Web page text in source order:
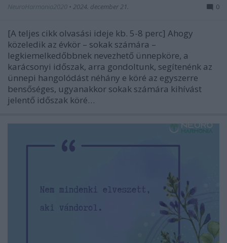
NeuroHarmonia2020 • 2024. december 21. 0
[A teljes cikk olvasási ideje kb. 5-8 perc] Ahogy
közeledik az évkör – sokak számára –
legkiemelkedőbbnek nevezhető ünnepköre, a
karácsonyi időszak, arra gondoltunk, segítenénk az
ünnepi hangolódást néhány e köré az egyszerre
bensőséges, ugyanakkor sokak számára kihívást
jelentő időszak köré…